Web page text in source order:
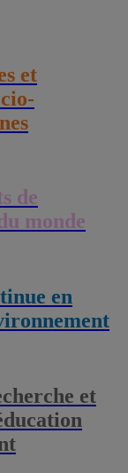
et
de
monde
en
et